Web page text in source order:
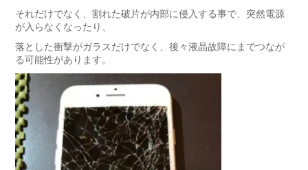
それだけでなく、割れた破片が内部に侵入する事で、突然電源
が入らなくなったり、
落とした衝撃がガラスだけでなく、後々液晶故障にまでつなが
る可能性があります。